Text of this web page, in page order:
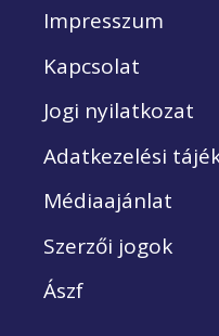
Impresszum
Kapcsolat
Jogi nyilatkozat
Adatkezelési
Médiaajánlat
Szerzői jogok
Ászf